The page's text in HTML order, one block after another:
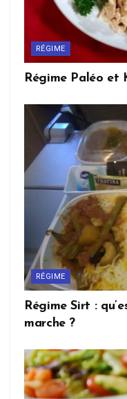
RÉGIME
Régime Paléo et
RÉGIME
Régime Sirt :
marche ?